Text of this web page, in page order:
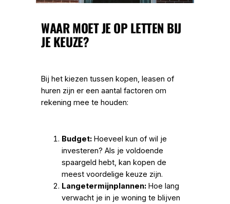
WAAR MOET JE OP LETTEN BIJ
JE KEUZE?
Bij het kiezen tussen kopen, leasen of
huren zijn er een aantal factoren om
rekening mee te houden:
Budget: Hoeveel kun of wil je
investeren? Als je voldoende
spaargeld hebt, kan kopen de
meest voordelige keuze zijn.
Langetermijnplannen: Hoe lang
verwacht je in je woning te blijven